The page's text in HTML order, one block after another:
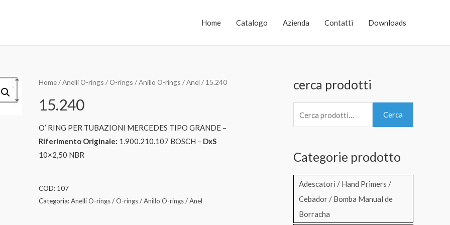
Home Catalogo Azienda Contatti Downloads
Home/Anelli O-rings / O-rings / Anillo O-rings / Anel / 15.240
15.240
O’ RING PER TUBAZIONI MERCEDES TIPO GRANDE –
Riferimento Originale: 1.900.210.107 BOSCH – DxS
10×2,50 NBR
COD: 107
Categoria:Anelli O-rings / O-rings / Anillo O-rings / Anel
cerca prodotti
e
c
Cerca
Categorie prodotto
Adescatori / Hand Primers /
Cebador / Bomba Manual de
Borracha